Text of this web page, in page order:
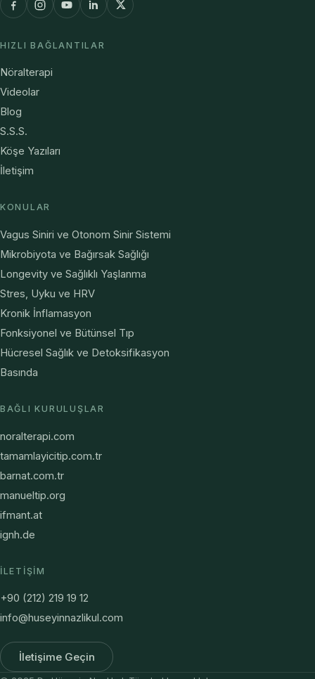
HIZLI BAĞLANTILAR
Nöralterapi
Videolar
Blog
S.S.S.
Köşe Yazıları
İletişim
KONULAR
Vagus Siniri ve Otonom Sinir Sistemi
Mikrobiyota ve Bağırsak Sağlığı
Longevity ve Sağlıklı Yaşlanma
Stres, Uyku ve HRV
Kronik İnflamasyon
Fonksiyonel ve Bütünsel Tıp
Hücresel Sağlık ve Detoksifikasyon
Basında
BAĞLI KURULUŞLAR
noralterapi.com
tamamlayicitip.com.tr
barnat.com.tr
manueltip.org
ifmant.at
ignh.de
İLETIŞIM
+90 (212) 219 19 12
info@huseyinnazlikul.com
İletişime Geçin